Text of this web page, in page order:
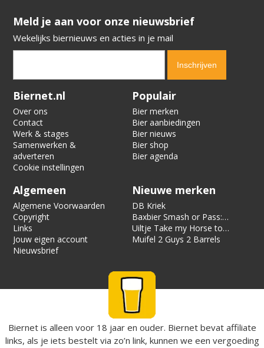
​​​​​​​Meld je aan voor onze nieuwsbrief
Wekelijks biernieuws en acties in je mail
Verification code:
Biernet.nl
Over ons
Contact
Werk & stages
Samenwerken &
adverteren
Cookie instellingen
Populair
Bier merken
Bier aanbiedingen
Bier nieuws
Bier shop
Bier agenda
Algemeen
Algemene Voorwaarden
Copyright
Links
Jouw eigen account
Nieuwsbrief
Nieuwe merken
DB Kriek
Baxbier Smash or Pass:
Strata
Uiltje Take my Horse to
the Hotel Room
Muifel 2 Guys 2 Barrels
Biernet is alleen voor 18 jaar en ouder. Biernet bevat affiliate
links, als je iets bestelt via zo’n link, kunnen we een vergoeding